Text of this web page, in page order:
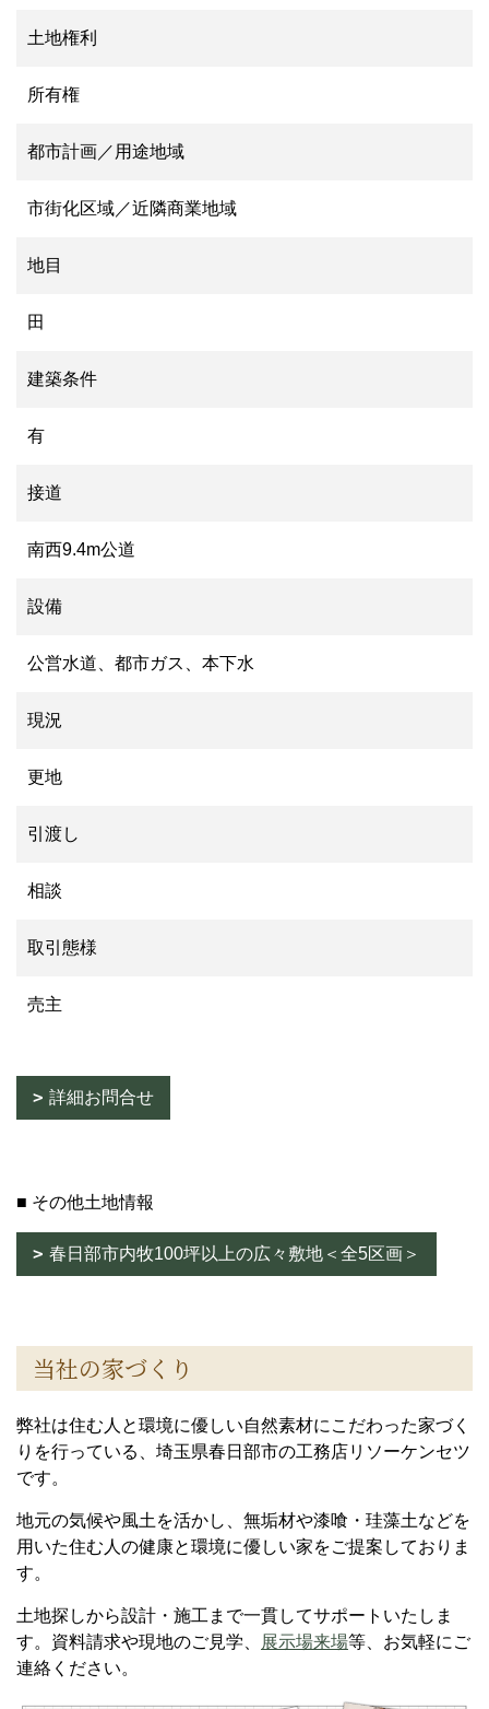
土地権利
所有権
都市計画／用途地域
市街化区域／近隣商業地域
地目
田
建築条件
有
接道
南西9.4m公道
設備
公営水道、都市ガス、本下水
現況
更地
引渡し
相談
取引態様
売主
詳細お問合せ
■ その他土地情報
春日部市内牧100坪以上の広々敷地＜全5区画＞
当社の家づくり
弊社は住む人と環境に優しい自然素材にこだわった家づく
りを行っている、埼玉県春日部市の工務店リソーケンセツ
です。
地元の気候や風土を活かし、無垢材や漆喰・珪藻土などを
用いた住む人の健康と環境に優しい家をご提案しておりま
す。
土地探しから設計・施工まで一貫してサポートいたしま
す。資料請求や現地のご見学、
展示場来場等、お気軽にご
連絡ください。